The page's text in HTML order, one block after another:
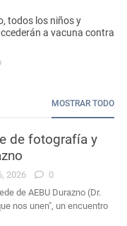
todos los niños y
a vacuna contra
MOSTRAR TODO
de fotografía y
2026
0
de AEBU Durazno (Dr.
nos unen", un encuentro